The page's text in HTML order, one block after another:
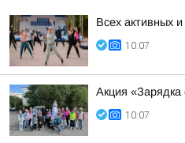
Всех активных
10:07
Акция «Зарядка
10:07